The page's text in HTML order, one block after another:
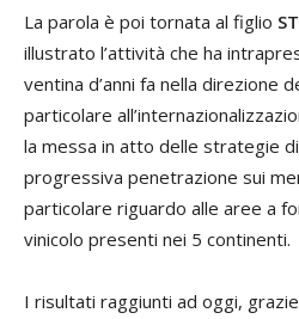
La parola è poi tornata al figlio
illustrato l’attività che ha
ventina d’anni fa nella direzione
particolare
la messa in atto delle strategie
progressiva penetrazione sui
particolare riguardo alle aree a
vinicolo presenti nei 5 continenti.
I risultati raggiunti ad oggi,